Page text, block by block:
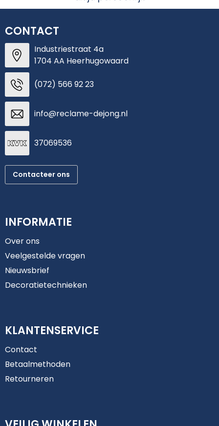
CONTACT
Industriestraat 4a
1704 AA Heerhugowaard
(072) 566 92 23
info@reclame-dejong.nl
37069536
Contacteer ons
INFORMATIE
Over ons
Veelgestelde vragen
Nieuwsbrief
Decoratietechnieken
KLANTENSERVICE
Contact
Betaalmethoden
Retourneren